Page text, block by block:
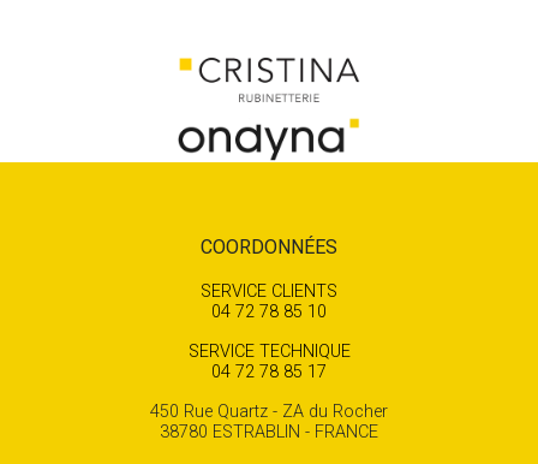
COORDONNÉES
SERVICE CLIENTS
04 72 78 85 10
SERVICE TECHNIQUE
04 72 78 85 17
450 Rue Quartz - ZA du Rocher
38780 ESTRABLIN - FRANCE